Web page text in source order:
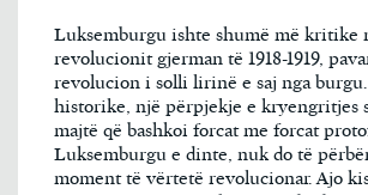
Luksemburgu ishte shumë më kritike
revolucionit gjerman të 1918-1919,
revolucion i solli lirinë e saj nga
historike, një përpjekje e kryengritjes
majtë që bashkoi forcat me forcat
Luksemburgu e dinte, nuk do të
moment të vërtetë revolucionar. Ajo